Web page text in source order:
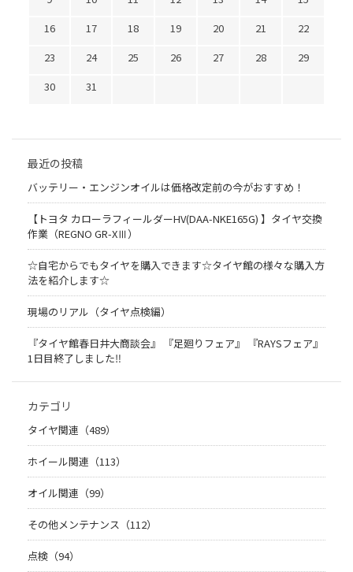
16
17 18 19 20 21
22
23
24 25 26 27 28
29
30
31
最近の投稿
バッテリー・エンジンオイルは価格改定前の今がおすすめ！
【トヨタ カローラフィールダーHV(DAA-NKE165G) 】タイヤ交換
作業（REGNO GR-XⅢ）
☆自宅からでもタイヤを購入できます☆タイヤ館の様々な購入方
法を紹介します☆
現場のリアル（タイヤ点検編）
『タイヤ館春日井大商談会』 『足廻りフェア』 『RAYSフェア』
1日目終了しました‼
カテゴリ
タイヤ関連（489）
ホイール関連（113）
オイル関連（99）
その他メンテナンス（112）
点検（94）